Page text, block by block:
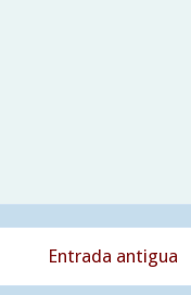
Entrada antigua